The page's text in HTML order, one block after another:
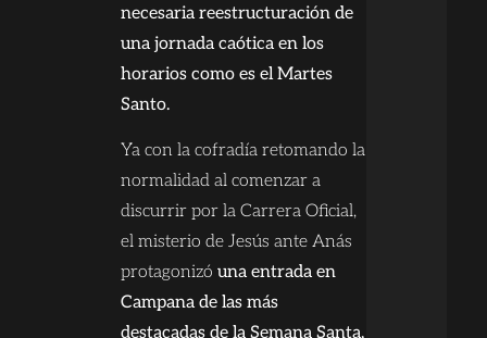
necesaria reestructuración de
una jornada caótica en los
horarios como es el Martes
Santo.
Ya con la cofradía retomando la
normalidad al comenzar a
discurrir por la Carrera Oficial,
el misterio de Jesús ante Anás
protagonizóuna entrada en
Campana de las más
destacadas de la Semana Santa,